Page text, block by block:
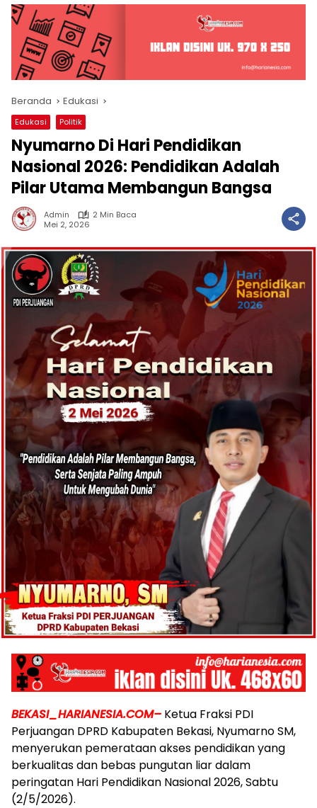
Beranda Edukasi
Edukasi Politik
Nyumarno Di Hari Pendidikan
Nasional 2026: Pendidikan Adalah
Pilar Utama Membangun Bangsa
Admin
2 Min Baca
Mei 2, 2026
BEKASI_HARIANESIA.COM– Ketua Fraksi PDI
Perjuangan DPRD Kabupaten Bekasi, Nyumarno SM,
menyerukan pemerataan akses pendidikan yang
berkualitas dan bebas pungutan liar dalam
peringatan Hari Pendidikan Nasional 2026, Sabtu
(2/5/2026).